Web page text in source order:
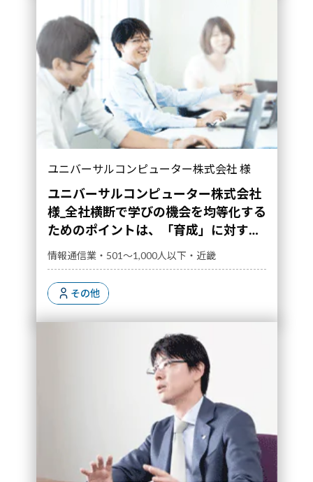
ユニバーサルコンピューター株式会社 様
ユニバーサルコンピューター株式会社
様_全社横断で学びの機会を均等化する
ためのポイントは、「育成」に対する
管理職のコミットメント強化にあった
情報通信業・501～1,000人以下・近畿
その他